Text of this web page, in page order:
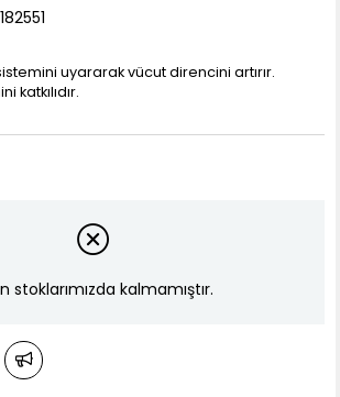
sistemini uyararak vücut direncini artırır.
katkılıdır.
stoklarımızda kalmamıştır.